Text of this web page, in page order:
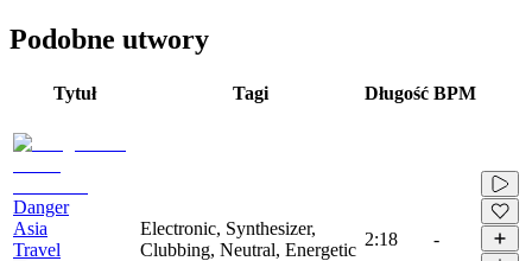
Podobne utwory
Tytuł Tagi Długość BPM
Danger
Asia
Travel
Electronic, Synthesizer,
Clubbing, Neutral, Energetic
2:18 -